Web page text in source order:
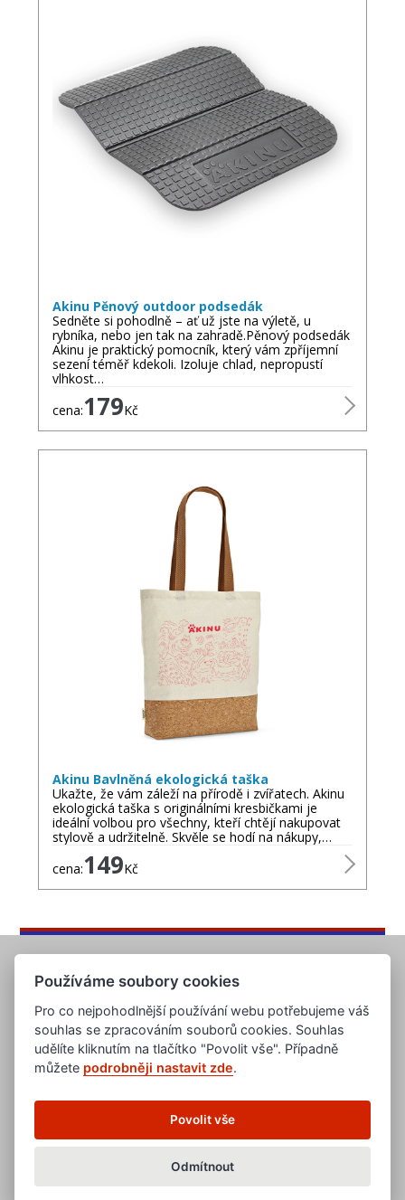
Akinu Pěnový outdoor podsedák
Sedněte si pohodlně – ať už jste na výletě, u
rybníka, nebo jen tak na zahradě.Pěnový podsedák
Akinu je praktický pomocník, který vám zpříjemní
sezení téměř kdekoli. Izoluje chlad, nepropustí
vlhkost…
cena:179Kč
Akinu Bavlněná ekologická taška
Ukažte, že vám záleží na přírodě i zvířatech. Akinu
ekologická taška s originálními kresbičkami je
ideální volbou pro všechny, kteří chtějí nakupovat
stylově a udržitelně. Skvěle se hodí na nákupy,…
cena:149Kč
www.evropska-databanka.cz
www.edb.eu
www.poptavka.net
www.nabidka.net
www.14000.cz
Používáme soubory cookies
Pro co nejpohodlnější používání webu potřebujeme váš
souhlas se zpracováním souborů cookies. Souhlas
udělíte kliknutím na tlačítko "Povolit vše". Případně
můžete podrobněji nastavit zde.
Povolit vše
Odmítnout